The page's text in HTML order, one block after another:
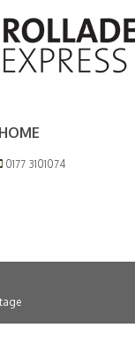
HOME
0177 3101074